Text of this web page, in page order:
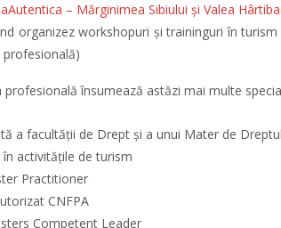
– Mărginimea Sibiului și Valea
organizez workshopuri și traininguri în
profesională însumează astăzi mai multe
a facultății de Drept și a unui Mater de
în activitățile de turism
Practitioner
CNFPA
Competent Leader